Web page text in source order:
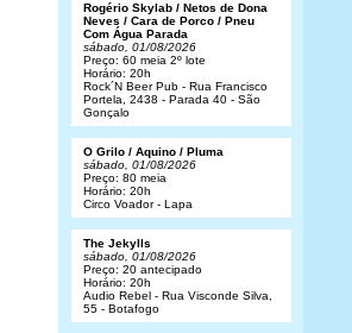
Rogério Skylab / Netos de Dona
Neves / Cara de Porco / Pneu
Com Água Parada
sábado, 01/08/2026
Preço: 60 meia 2º lote
Horário: 20h
Rock´N Beer Pub - Rua Francisco
Portela, 2438 - Parada 40 - São
Gonçalo
O Grilo / Aquino / Pluma
sábado, 01/08/2026
Preço: 80 meia
Horário: 20h
Circo Voador - Lapa
The Jekylls
sábado, 01/08/2026
Preço: 20 antecipado
Horário: 20h
Audio Rebel - Rua Visconde Silva,
55 - Botafogo